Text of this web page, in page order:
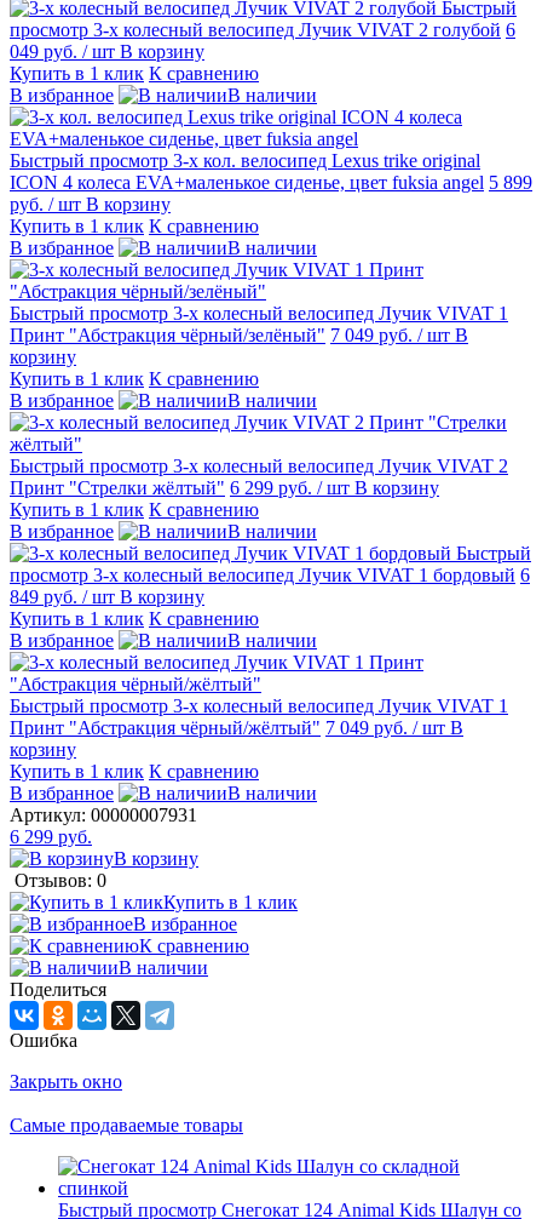
Быстрый
просмотр 3-х колесный велосипед Лучик VIVAT 2 голубой 6
049 руб. / шт В корзину
Купить в 1 клик К сравнению
В избранное
В наличии
Быстрый просмотр 3-х кол. велосипед Lexus trike original
ICON 4 колеса EVA+маленькое сиденье, цвет fuksia angel 5 899
руб. / шт В корзину
Купить в 1 клик К сравнению
В избранное
В наличии
Быстрый просмотр 3-х колесный велосипед Лучик VIVAT 1
Принт "Абстракция чёрный/зелёный" 7 049 руб. / шт В
корзину
Купить в 1 клик К сравнению
В избранное
В наличии
Быстрый просмотр 3-х колесный велосипед Лучик VIVAT 2
Принт "Стрелки жёлтый" 6 299 руб. / шт В корзину
Купить в 1 клик К сравнению
В избранное
В наличии
Быстрый
просмотр 3-х колесный велосипед Лучик VIVAT 1 бордовый 6
849 руб. / шт В корзину
Купить в 1 клик К сравнению
В избранное
В наличии
Быстрый просмотр 3-х колесный велосипед Лучик VIVAT 1
Принт "Абстракция чёрный/жёлтый" 7 049 руб. / шт В
корзину
Купить в 1 клик К сравнению
В избранное
В наличии
Артикул: 00000007931
6 299 руб.
В корзину
Отзывов: 0
Купить в 1 клик
В избранное
К сравнению
В наличии
Поделиться
Ошибка
Закрыть окно
Самые продаваемые товары
Быстрый просмотр Снегокат 124 Animal Kids Шалун со